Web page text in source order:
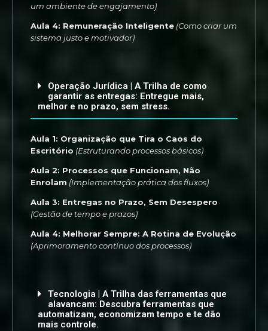
um ambiente de engajamento)
Aula 4: Remuneração Inteligente (Como criar um
sistema justo e motivador)
Operação Jurídica | A Trilha de como
garantir as entregas: Entregue mais,
melhor e no prazo, sem stress.
Aula 1: Organização que Tira o Caos do
Escritório (Estruturando processos básicos)
Aula 2: Processos que Funcionam, Não
Enrolam (Implementação prática dos fluxos)
Aula 3: Entregas no Prazo, Sem Desespero
(Gestão de tempo e prazos)
Aula 4: Melhorar Sempre: A Rotina de Evolução
(Aprimoramento contínuo dos processos)
Tecnologia | A Trilha das ferramentas que
alavancam: Descubra ferramentas que
automatizam, economizam tempo e te dão
mais controle.